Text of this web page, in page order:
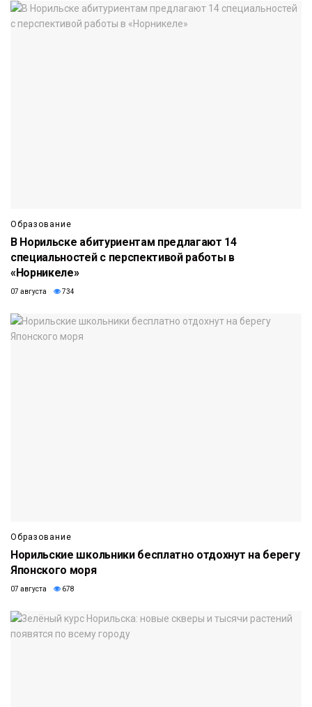
Образование
В Норильске абитуриентам предлагают 14
специальностей с перспективой работы в
«Норникеле»
07 августа 734
Образование
Норильские школьники бесплатно отдохнут на берегу
Японского моря
07 августа 678